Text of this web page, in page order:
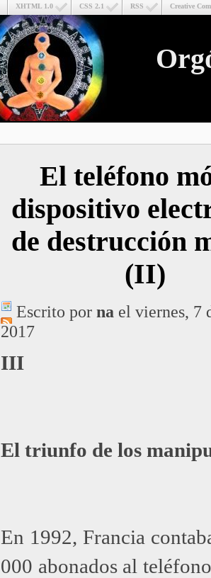
Creative
RSS
CSS 2.1
XHTML 1.0
El teléfono
dispositivo
de destrucción
(II)
Escrito por na el viernes, 7
2017
III
El triunfo de los
En 1992, Francia
000 abonados al